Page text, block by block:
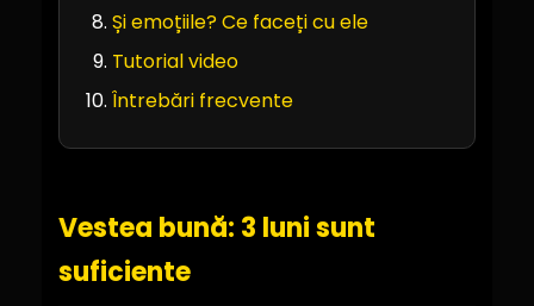
Și emoțiile? Ce faceți cu ele
Tutorial video
Întrebări frecvente
Vestea bună: 3 luni sunt
suficiente